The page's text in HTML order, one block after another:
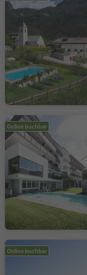
Online buchbar
Online buchbar